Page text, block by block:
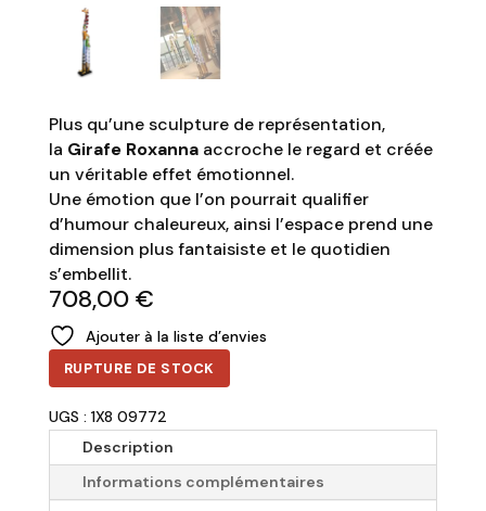
Plus qu’une sculpture de représentation,
la Girafe Roxannaaccroche le regard et créée
un véritable effet émotionnel.
Une émotion que l’on pourrait qualifier
d’humour chaleureux, ainsi l’espace prend une
dimension plus fantaisiste et le quotidien
s’embellit.
708,00 €
Ajouter à la liste d’envies
RUPTURE DE STOCK
UGS : 1X8 09772
Description
Informations complémentaires